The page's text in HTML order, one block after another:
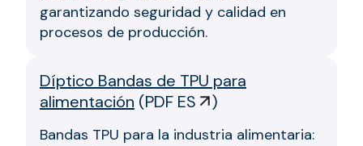
garantizando seguridad y calidad en
procesos de producción.
Díptico Bandas de TPU para
alimentación (PDF ES )
Bandas TPU para la industria alimentaria: